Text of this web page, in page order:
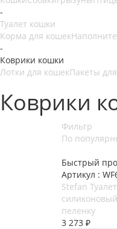
-
Туалет кошки
Корма для кошек
-
Коврики кошки
Лотки для кошекПакеты
Коврики
Фильтр
По
Быстрый
Артикул :
Stefan
пеленку
3 273 ₽